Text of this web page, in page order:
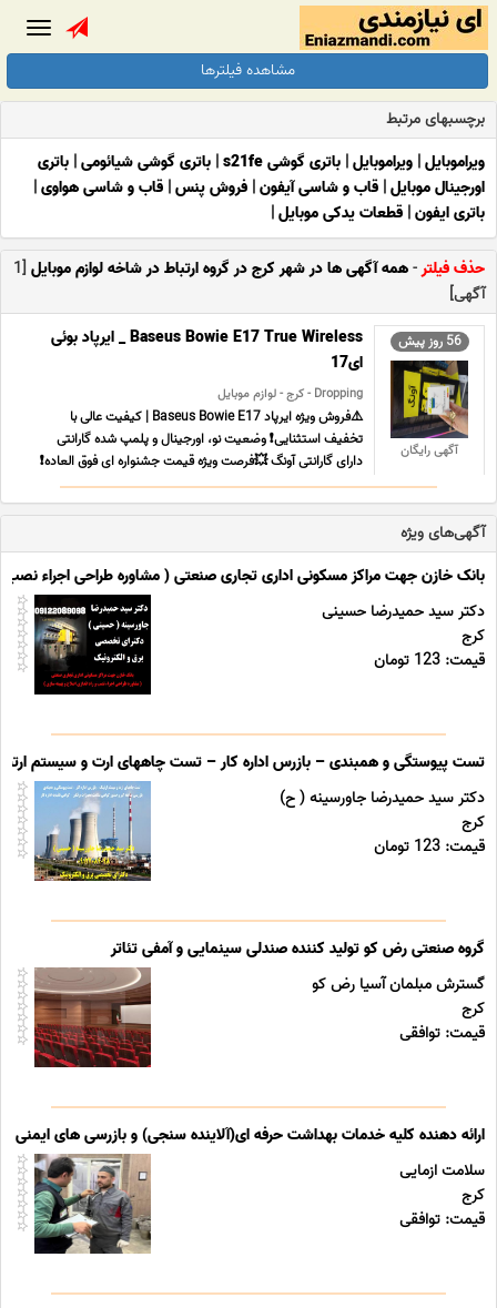
مشاهده فیلترها
برچسبهای مرتبط
ویراموبایل| ویراموبایل| باتری گوشی s21fe | باتری گوشی شیائومی| باتری
اورجینال موبایل| قاب و شاسی آیفون| فروش پنس| قاب و شاسی هواوی|
باتری ایفون| قطعات یدکی موبایل|
حذف فیلتر-همه آگهی ها در شهر کرج در گروه ارتباط در شاخه لوازم موبایل [1
آگهی]
56 روز پیش
آگهی رایگان
Baseus Bowie E17 True Wireless _ ایرپاد بوئی
ای17
Dropping - کرج - لوازم موبایل
⚠️فروش ویژه ایرپاد Baseus Bowie E17 | کیفیت عالی با
تخفیف استثنایی❗️ وضعیت نو، اورجینال و پلمپ شده گارانتی
دارای گارانتی آونگ 💥فرصت ویژه قیمت جشنواره ای فوق العاده❗️
قیمت قبل از تخفیف 3,599,000 تومان قیمت ویژه جشنواره
2,000,000 تومان ⚠️موجودی محدود - فقط 10 عدد رنگ سفید
آگهی‌های ویژه
بانک خازن جهت مراکز مسکونی اداری تجاری صنعتی ( مشاوره طراحی اجراء نصب و
دکتر سید حمیدرضا حسینی
کرج
قیمت: 123 تومان
تست پیوستگی و همبندی – بازرس اداره کار – تست چاههای ارت و سیستم
دکتر سید حمیدرضا جاورسینه ( ح)
کرج
قیمت: 123 تومان
گروه صنعتی رض کو تولید کننده صندلی سینمایی و آمفی تئاتر
گسترش مبلمان آسیا رض کو
کرج
قیمت: توافقی
ارائه دهنده کلیه خدمات بهداشت حرفه ای(آلاینده سنجی) و بازرسی های ایمنی
سلامت ازمایی
کرج
قیمت: توافقی